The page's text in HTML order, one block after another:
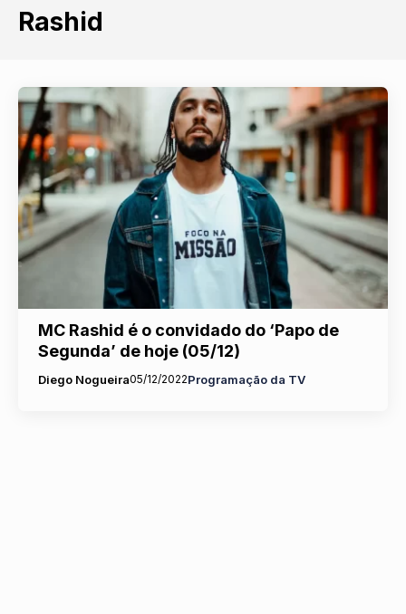
Rashid
MC Rashid é o convidado do ‘Papo de
Segunda’ de hoje (05/12)
Diego Nogueira05/12/2022Programação da TV